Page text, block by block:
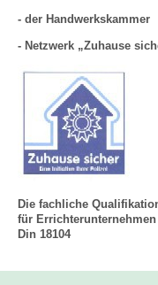
- der Handwerkskammer
- Netzwerk „Zuhause
Die fachliche
für
Din 18104